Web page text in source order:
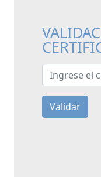
Ingrese el
Validar